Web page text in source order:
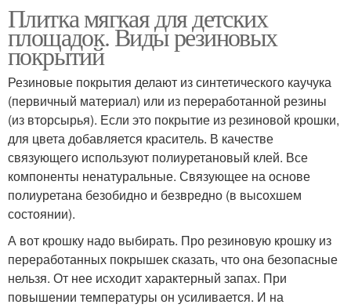
Плитка мягкая для детских
площадок. Виды резиновых
покрытий
Резиновые покрытия делают из синтетического каучука
(первичный материал) или из переработанной резины
(из вторсырья). Если это покрытие из резиновой крошки,
для цвета добавляется краситель. В качестве
связующего используют полиуретановый клей. Все
компоненты ненатуральные. Связующее на основе
полиуретана безобидно и безвредно (в высохшем
состоянии).
А вот крошку надо выбирать. Про резиновую крошку из
переработанных покрышек сказать, что она безопасные
нельзя. От нее исходит характерный запах. При
повышении температуры он усиливается. И на